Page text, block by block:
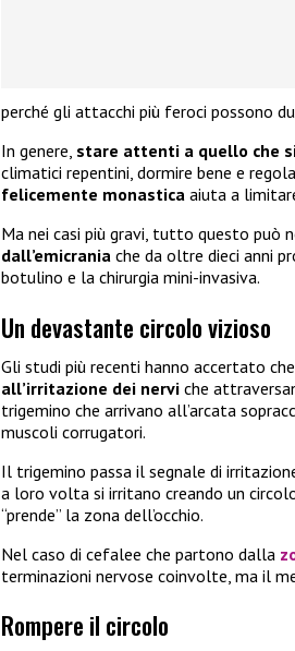
perché gli attacchi più feroci possono
In genere, stare attenti a quello che
climatici repentini, dormire bene e
felicemente monastica aiuta a
Ma nei casi più gravi, tutto questo può
dall’emicrania che da oltre dieci anni
botulino e la chirurgia mini-invasiva.
Un devastante circolo vizioso
Gli studi più recenti hanno accertato che
all’irritazione dei nervi che
trigemino che arrivano all’arcata
muscoli corrugatori.
Il trigemino passa il segnale di
a loro volta si irritano creando un
“prende” la zona dell’occhio.
Nel caso di cefalee che partono dalla
terminazioni nervose coinvolte, ma il
Rompere il circolo